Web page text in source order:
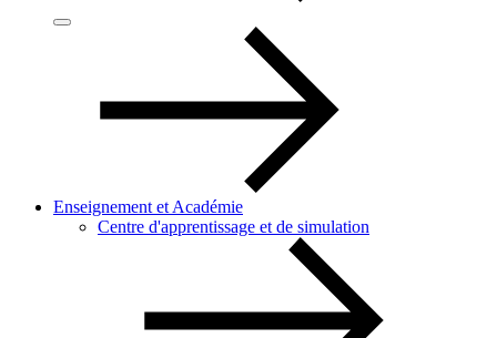
Enseignement et Académie
Centre d'apprentissage et de simulation